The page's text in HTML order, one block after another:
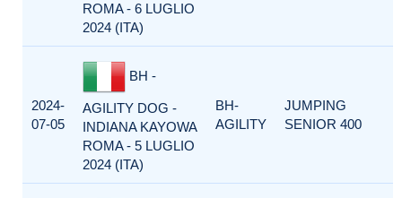
ROMA - 6 LUGLIO
2024 (ITA)
2024-
07-05
BH -
AGILITY DOG -
INDIANA KAYOWA
ROMA - 5 LUGLIO
2024 (ITA)
BH-
AGILITY
JUMPING
SENIOR 400